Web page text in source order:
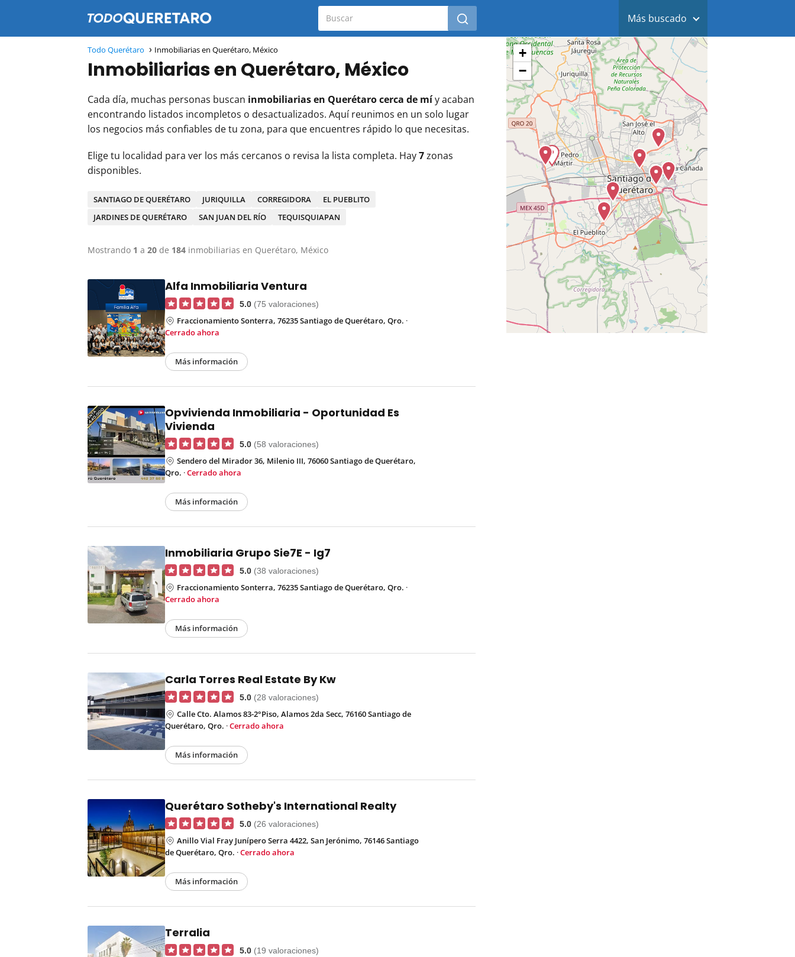
Más buscado
Todo Querétaro Inmobiliarias en Querétaro, México
Inmobiliarias en Querétaro, México
Cada día, muchas personas buscan inmobiliarias en Querétaro cerca de míy acaban
encontrando listados incompletos o desactualizados. Aquí reunimos en un solo lugar
los negocios más confiables de tu zona, para que encuentres rápido lo que necesitas.
Elige tu localidad para ver los más cercanos o revisa la lista completa. Hay7zonas
disponibles.
SANTIAGO DE QUERÉTARO JURIQUILLA CORREGIDORA
EL PUEBLITO
JARDINES DE QUERÉTARO
SAN JUAN DEL RÍO TEQUISQUIAPAN
Mostrando 1 a 20 de 184 inmobiliarias en Querétaro, México
Alfa Inmobiliaria Ventura
5.0 (75 valoraciones)
Fraccionamiento Sonterra, 76235 Santiago de Querétaro, Qro. ·
Cerrado ahora
Más información
Opvivienda Inmobiliaria - Oportunidad Es
Vivienda
5.0 (58 valoraciones)
Sendero del Mirador 36, Milenio III, 76060 Santiago de Querétaro,
Qro. ·Cerrado ahora
Más información
Inmobiliaria Grupo Sie7E - Ig7
5.0 (38 valoraciones)
Fraccionamiento Sonterra, 76235 Santiago de Querétaro, Qro. ·
Cerrado ahora
Más información
Carla Torres Real Estate By Kw
5.0 (28 valoraciones)
Calle Cto. Alamos 83-2°Piso, Alamos 2da Secc, 76160 Santiago de
Querétaro, Qro. ·Cerrado ahora
Más información
Querétaro Sotheby's International Realty
5.0 (26 valoraciones)
Anillo Vial Fray Junípero Serra 4422, San Jerónimo, 76146 Santiago
de Querétaro, Qro. ·Cerrado ahora
Más información
Terralia
5.0 (19 valoraciones)
+
−